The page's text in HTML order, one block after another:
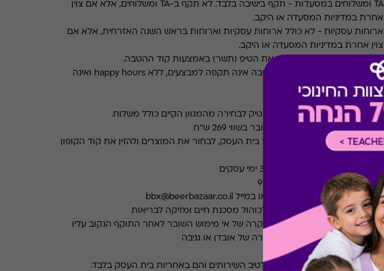
TA ומשלוחים במסעדות
-
תקף בישיבה בלבד. לא תקף ב-TA ומשלוחים, אלא אם צוין
אחרת במדיניות המסעדה או היקב.
ארוחות עסקיות - לא כולל ארוחות עסקיות וארוחות בראש השנה האזרחית, אלא אם
צוין אחרת במדיניות המסעדה או היקב.
תשלום תשר
לא ניתן לשלם את הטיפ (תשר) באמצעות קוד ההטבה.
מבצעים במסעדות/יקבים
ההטבה אינה תקפה למבצעים, ללא happy hours ואינה
כוללת 10% הנחה לתושבי אילת
* ניתן לממש שובר אחד בעסקה
* הקוד מקנה מארז 24 בירות בוטיק לבחירה מהמגוון הקיים כולל משלוח.
* את ההטבה ניתן לממש גם כשובר בשווי 269 ש''ח
*אופן המימוש: יש להיכנס לאתר בית העסק, לבחור את המוצרים ולהזין את קוד הקופון
* ימי פעילות א׳-ה׳ בין 9:00-17:00
* בירורים בטלפון: 02-3761330 או במייל bbx@beerbazaar.co.il
* אזהרה: צריכה מופרזת של אלכוהול מסכנת חיים ומזיקה לבריאות
* לא תינתן תמורה ו/או פיצוי במקרה של אי מימוש השובר לאחר התוקף הנקוב עליו
* אין אפשרות להחזר כספי במקרה של אובדן או גניבה
* תמונה להמחשה בלבד
* חברת “Swish” אינה אחראית לטיב השירותים והם באחריות בית העסק בלבד.